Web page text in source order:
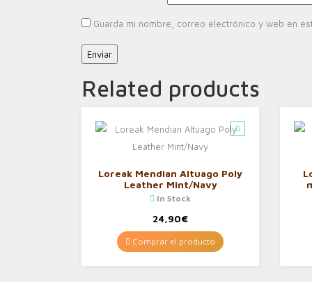
Guarda mi nombre, correo electrónico y web en
Related products
Loreak Mendian Altuago Poly
Leather Mint/Navy
In Stock
24,90€
Comprar el producto